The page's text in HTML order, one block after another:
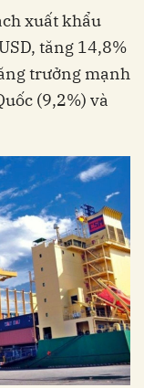
xuất khẩu
tăng 14,8%
trưởng mạnh
(9,2%) và